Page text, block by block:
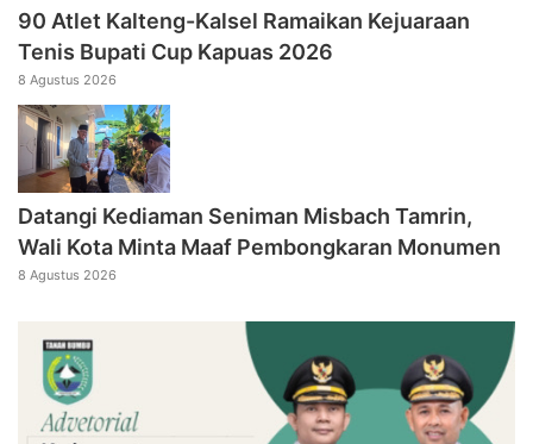
90 Atlet Kalteng-Kalsel Ramaikan Kejuaraan
Tenis Bupati Cup Kapuas 2026
8 Agustus 2026
Datangi Kediaman Seniman Misbach Tamrin,
Wali Kota Minta Maaf Pembongkaran Monumen
8 Agustus 2026